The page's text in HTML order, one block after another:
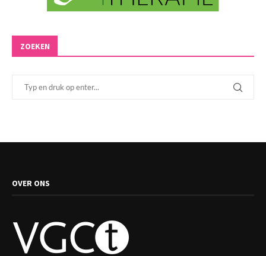
ZOEKEN
OVER ONS